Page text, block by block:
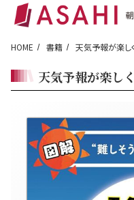
HOME 書籍 天気予報が楽
天気予報が楽し